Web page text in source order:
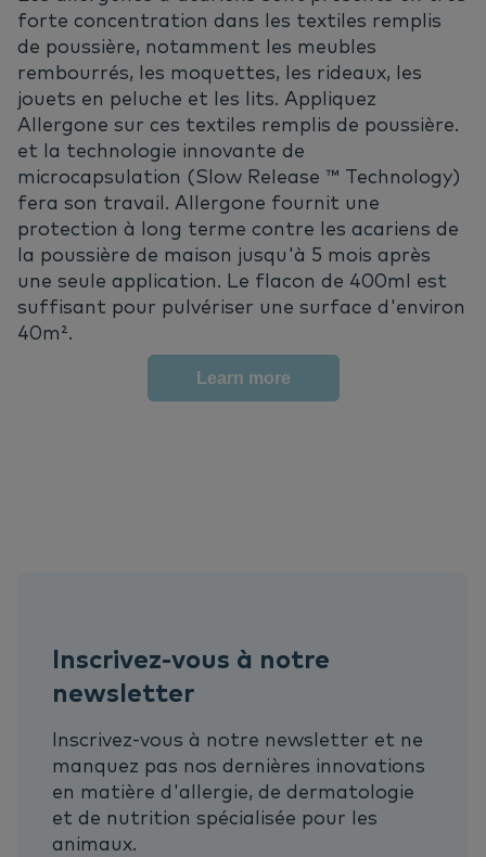
forte concentration dans les textiles remplis
de poussière, notamment les meubles
rembourrés, les moquettes, les rideaux, les
jouets en peluche et les lits. Appliquez
Allergone sur ces textiles remplis de poussière.
et la technologie innovante de
microcapsulation (Slow Release ™ Technology)
fera son travail. Allergone fournit une
protection à long terme contre les acariens de
la poussière de maison jusqu'à 5 mois après
une seule application. Le flacon de 400ml est
suffisant pour pulvériser une surface d'environ
40m².
Learn more
Inscrivez-vous à notre
newsletter
Inscrivez-vous à notre newsletter et ne
manquez pas nos dernières innovations
en matière d'allergie, de dermatologie
et de nutrition spécialisée pour les
animaux.